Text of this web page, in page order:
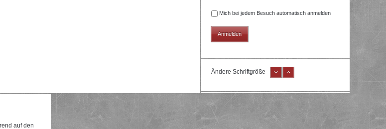
Mich bei jedem Besuch automatisch anmelden
Ändere Schriftgröße
auf den